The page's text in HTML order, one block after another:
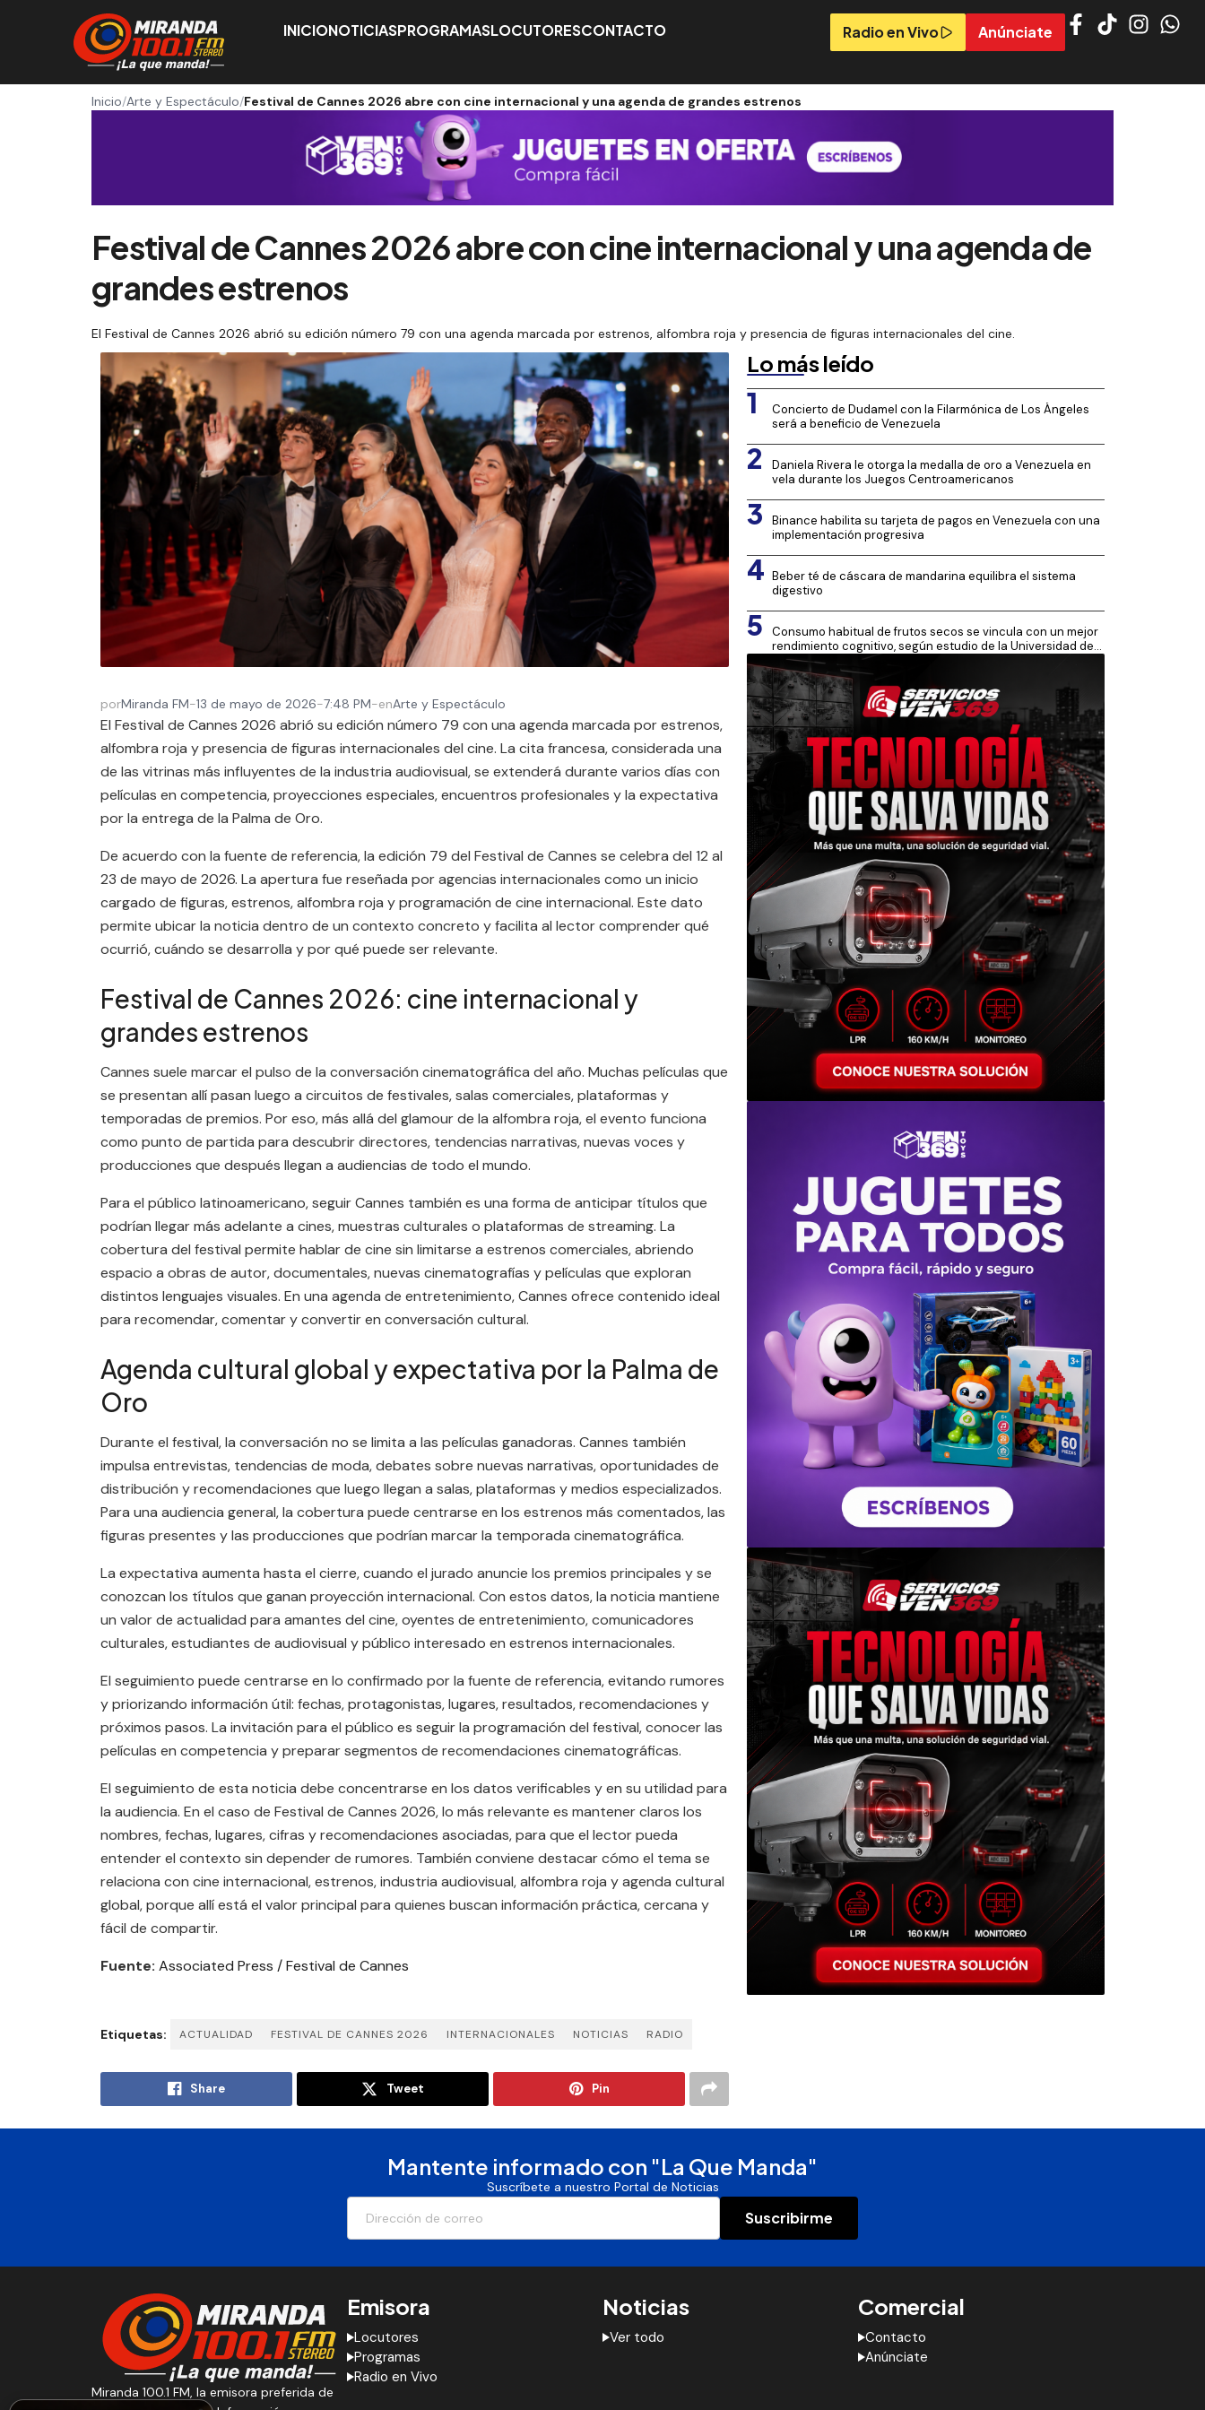
INICIONOTICIASPROGRAMASLOCUTORESCONTACTO Radio en Vivo Anúnciate
Inicio/Arte y Espectáculo/Festival de Cannes 2026 abre con cine internacional y una agenda de grandes estrenos
Festival de Cannes 2026 abre con cine internacional y una agenda de
grandes estrenos
El Festival de Cannes 2026 abrió su edición número 79 con una agenda marcada por estrenos, alfombra roja y presencia de figuras internacionales del cine.
porMiranda FM-13 de mayo de 2026-7:48 PM-enArte y Espectáculo
El Festival de Cannes 2026 abrió su edición número 79 con una agenda marcada por estrenos,
alfombra roja y presencia de figuras internacionales del cine. La cita francesa, considerada una
de las vitrinas más influyentes de la industria audiovisual, se extenderá durante varios días con
películas en competencia, proyecciones especiales, encuentros profesionales y la expectativa
por la entrega de la Palma de Oro.
De acuerdo con la fuente de referencia, la edición 79 del Festival de Cannes se celebra del 12 al
23 de mayo de 2026. La apertura fue reseñada por agencias internacionales como un inicio
cargado de figuras, estrenos, alfombra roja y programación de cine internacional. Este dato
permite ubicar la noticia dentro de un contexto concreto y facilita al lector comprender qué
ocurrió, cuándo se desarrolla y por qué puede ser relevante.
Festival de Cannes 2026: cine internacional y
grandes estrenos
Cannes suele marcar el pulso de la conversación cinematográfica del año. Muchas películas que
se presentan allí pasan luego a circuitos de festivales, salas comerciales, plataformas y
temporadas de premios. Por eso, más allá del glamour de la alfombra roja, el evento funciona
como punto de partida para descubrir directores, tendencias narrativas, nuevas voces y
producciones que después llegan a audiencias de todo el mundo.
Para el público latinoamericano, seguir Cannes también es una forma de anticipar títulos que
podrían llegar más adelante a cines, muestras culturales o plataformas de streaming. La
cobertura del festival permite hablar de cine sin limitarse a estrenos comerciales, abriendo
espacio a obras de autor, documentales, nuevas cinematografías y películas que exploran
distintos lenguajes visuales. En una agenda de entretenimiento, Cannes ofrece contenido ideal
para recomendar, comentar y convertir en conversación cultural.
Agenda cultural global y expectativa por la Palma de
Oro
Durante el festival, la conversación no se limita a las películas ganadoras. Cannes también
impulsa entrevistas, tendencias de moda, debates sobre nuevas narrativas, oportunidades de
distribución y recomendaciones que luego llegan a salas, plataformas y medios especializados.
Para una audiencia general, la cobertura puede centrarse en los estrenos más comentados, las
figuras presentes y las producciones que podrían marcar la temporada cinematográfica.
La expectativa aumenta hasta el cierre, cuando el jurado anuncie los premios principales y se
conozcan los títulos que ganan proyección internacional. Con estos datos, la noticia mantiene
un valor de actualidad para amantes del cine, oyentes de entretenimiento, comunicadores
culturales, estudiantes de audiovisual y público interesado en estrenos internacionales.
El seguimiento puede centrarse en lo confirmado por la fuente de referencia, evitando rumores
y priorizando información útil: fechas, protagonistas, lugares, resultados, recomendaciones y
próximos pasos. La invitación para el público es seguir la programación del festival, conocer las
películas en competencia y preparar segmentos de recomendaciones cinematográficas.
El seguimiento de esta noticia debe concentrarse en los datos verificables y en su utilidad para
la audiencia. En el caso de Festival de Cannes 2026, lo más relevante es mantener claros los
nombres, fechas, lugares, cifras y recomendaciones asociadas, para que el lector pueda
entender el contexto sin depender de rumores. También conviene destacar cómo el tema se
relaciona con cine internacional, estrenos, industria audiovisual, alfombra roja y agenda cultural
global, porque allí está el valor principal para quienes buscan información práctica, cercana y
fácil de compartir.
Fuente: Associated Press / Festival de Cannes
Etiquetas: ACTUALIDAD FESTIVAL DE CANNES 2026 INTERNACIONALES NOTICIAS RADIO
Share Tweet Pin
Lo más leído
1
Concierto de Dudamel con la Filarmónica de Los Ángeles
será a beneficio de Venezuela
2
Daniela Rivera le otorga la medalla de oro a Venezuela en
vela durante los Juegos Centroamericanos
3
Binance habilita su tarjeta de pagos en Venezuela con una
implementación progresiva
4 Beber té de cáscara de mandarina equilibra el sistema
digestivo
5
Consumo habitual de frutos secos se vincula con un mejor
rendimiento cognitivo, según estudio de la Universidad de
Monash
Mantente informado con "La Que Manda"
Suscríbete a nuestro Portal de Noticias
Suscribirme
Miranda 100.1 FM, la emisora preferida de
Emisora
Locutores
Programas
Radio en Vivo
Noticias
Ver todo
Comercial
Contacto
Anúnciate